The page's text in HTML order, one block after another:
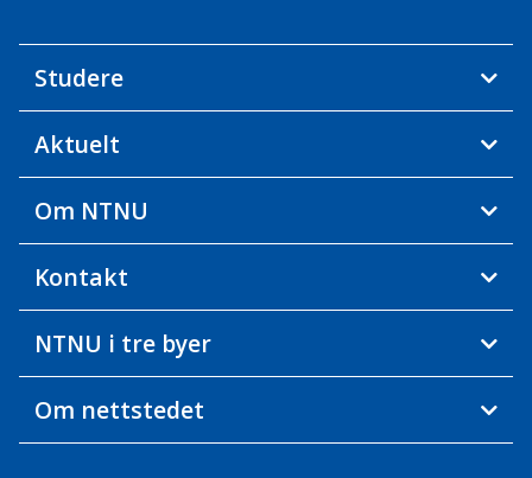
Studere
Aktuelt
Om NTNU
Kontakt
NTNU i tre byer
Om nettstedet